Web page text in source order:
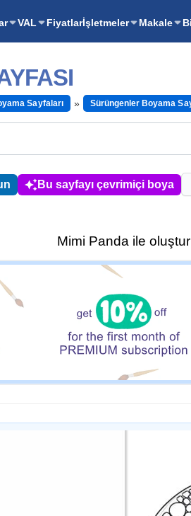
VAL Fiyatlarİşletmeler Makale
Sayfaları Sürüngenler Boyama
Bu sayfayı çevrimiçi boya
Mimi Panda ile oluştur